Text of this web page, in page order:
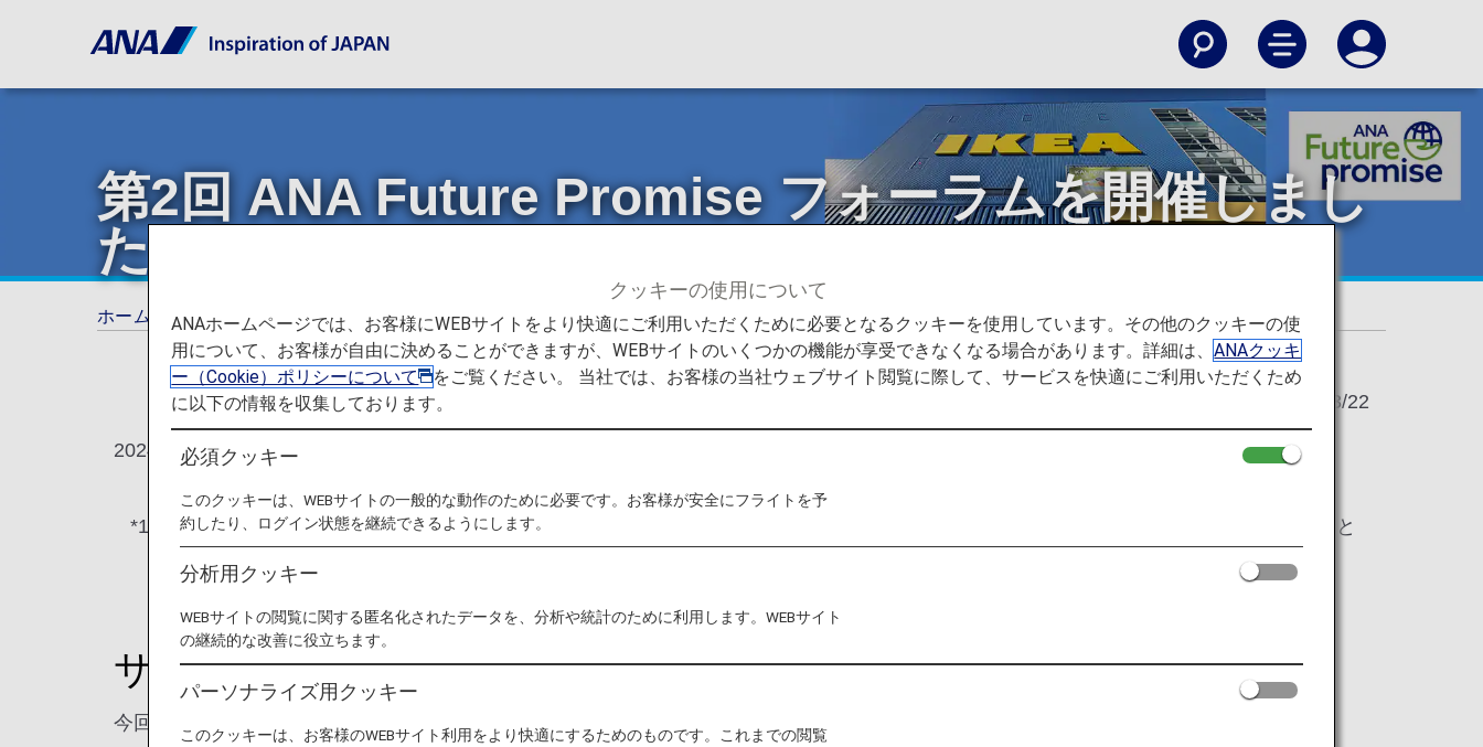
第2回 ANA Future Promise フォーラムを開催しまし
た！
ホーム ANAからのお知らせ ANA Future Promise 第2回 ANA Future Promise フォーラムを開催しました！
2024/03/22
2024年2月、第2回 ANA Future Promise フォーラム*1を開催し、対面・オンライン合わせて約100名のANAグループ社員が参加しました。
*1.
2023年度より新設した社内フォーラム。社外から講師をお招きし、ESGを自分事として捉え行動を起こすきっかけを得ることを目的と
サステナブルな暮らしを一緒に考えよう
今回は、平山絵梨さん（イケア・ジャパン株式会社 カントリーサステナビリティマネージャー）にご登壇いただきました。
クッキーの使用について
ANAホームページでは、お客様にWEBサイトをより快適にご利用いただくために必要となるクッキーを使用しています。その他のクッキーの使
用について、お客様が自由に決めることができますが、WEBサイトのいくつかの機能が享受できなくなる場合があります。詳細は、ANAクッキ
ー（Cookie）ポリシーについて
をご覧ください。 当社では、お客様の当社ウェブサイト閲覧に際して、サービスを快適にご利用いただくため
に以下の情報を収集しております。
必須クッキー
このクッキーは、WEBサイトの一般的な動作のために必要です。お客様が安全にフライトを予
約したり、ログイン状態を継続できるようにします。
分析用クッキー
WEBサイトの閲覧に関する匿名化されたデータを、分析や統計のために利用します。WEBサイト
の継続的な改善に役立ちます。
パーソナライズ用クッキー
このクッキーは、お客様のWEBサイト利用をより快適にするためのものです。これまでの閲覧